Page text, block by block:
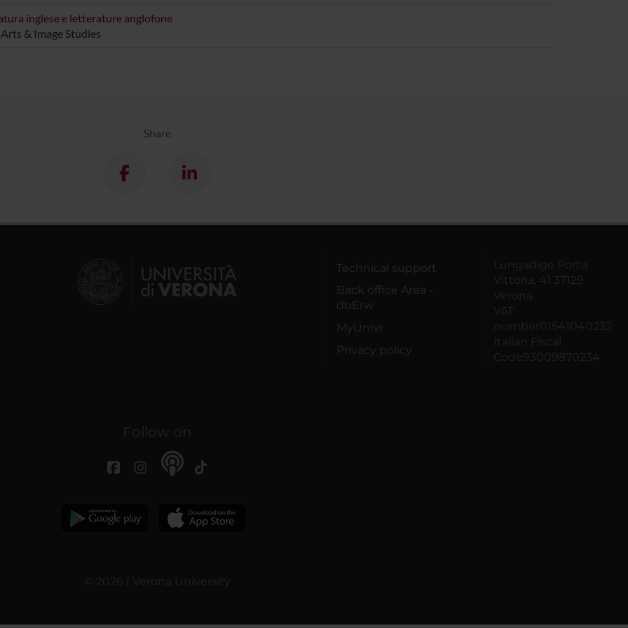
inglese e letterature anglofone
& Image Studies
Share
Technical support
Back office Area -
dbErw
MyUnivr
Privacy policy
Lungadige Porta
Vittoria, 41 37129
Verona
VAT
number01541040232
Italian Fiscal
Code93009870234
Follow on
© 2026 | Verona University